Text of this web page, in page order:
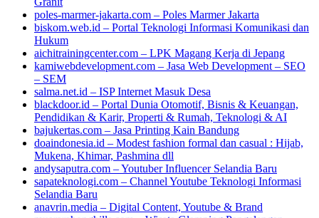
poles-marmer-jakarta.com – Poles Marmer Jakarta
biskom.web.id – Portal Teknologi Informasi Komunikasi dan
Hukum
aichitrainingcenter.com – LPK Magang Kerja di Jepang
kamiwebdevelopment.com – Jasa Web Development – SEO
– SEM
salma.net.id – ISP Internet Masuk Desa
blackdoor.id – Portal Dunia Otomotif, Bisnis & Keuangan,
Pendidikan & Karir, Properti & Rumah, Teknologi & AI
bajukertas.com – Jasa Printing Kain Bandung
doaindonesia.id – Modest fashion formal dan casual : Hijab,
Mukena, Khimar, Pashmina dll
andysaputra.com – Youtuber Influencer Selandia Baru
sapateknologi.com – Channel Youtube Teknologi Informasi
Selandia Baru
anavrin.media – Digital Content, Youtube & Brand